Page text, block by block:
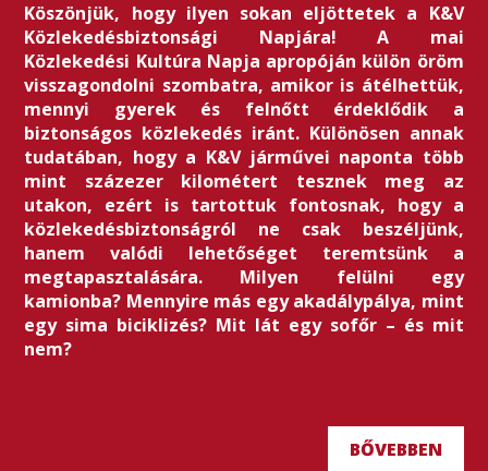
Köszönjük, hogy ilyen sokan eljöttetek a K&V
Közlekedésbiztonsági Napjára! A mai
Közlekedési Kultúra Napja apropóján külön öröm
visszagondolni szombatra, amikor is átélhettük,
mennyi gyerek és felnőtt érdeklődik a
biztonságos közlekedés iránt. Különösen annak
tudatában, hogy a K&V járművei naponta több
mint százezer kilométert tesznek meg az
utakon, ezért is tartottuk fontosnak, hogy a
közlekedésbiztonságról ne csak beszéljünk,
hanem valódi lehetőséget teremtsünk a
megtapasztalására. Milyen felülni egy
kamionba? Mennyire más egy akadálypálya, mint
egy sima biciklizés? Mit lát egy sofőr – és mit
nem?
BŐVEBBEN